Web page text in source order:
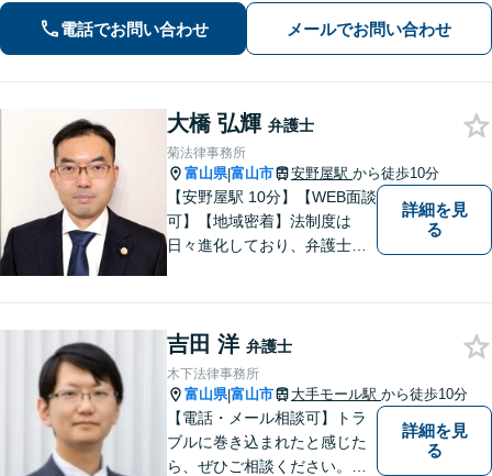
電話でお問い合わせ メールでお問い合わせ
大橋 弘輝 弁護士
菊法律事務所
富山県|富山市 安野屋駅 から徒歩10分
【安野屋駅 10分】【WEB面談
可】【地域密着】法制度は
日々進化しており、弁護士に
の声にしっかり耳を傾ける姿
勢は変わりません。
詳細を見
る
吉田 洋 弁護士
木下法律事務所
富山県|富山市 大手モール駅 から徒歩10分
【電話・メール相談可】トラ
ブルに巻き込まれたと感じた
ら、ぜひご相談ください。離
詳細を見
る